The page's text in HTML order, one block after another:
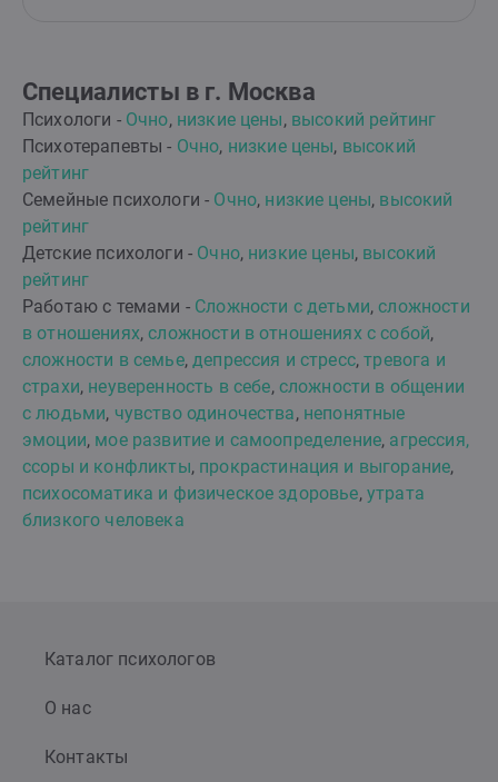
Специалисты в г. Москва
Психологи - Очно, низкие цены, высокий рейтинг
Психотерапевты - Очно, низкие цены, высокий
рейтинг
Семейные психологи - Очно, низкие цены, высокий
рейтинг
Детские психологи - Очно, низкие цены, высокий
рейтинг
Работаю с темами - Сложности с детьми,сложности
в отношениях,сложности в отношениях с собой,
сложности в семье,депрессия и стресс,тревога и
страхи, неуверенность в себе, сложности в общении
с людьми, чувство одиночества, непонятные
эмоции, мое развитие и самоопределение, агрессия,
ссоры и конфликты, прокрастинация и выгорание,
психосоматика и физическое здоровье, утрата
близкого человека
Каталог психологов
О нас
Контакты